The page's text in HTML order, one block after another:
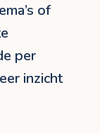
of
per
inzicht